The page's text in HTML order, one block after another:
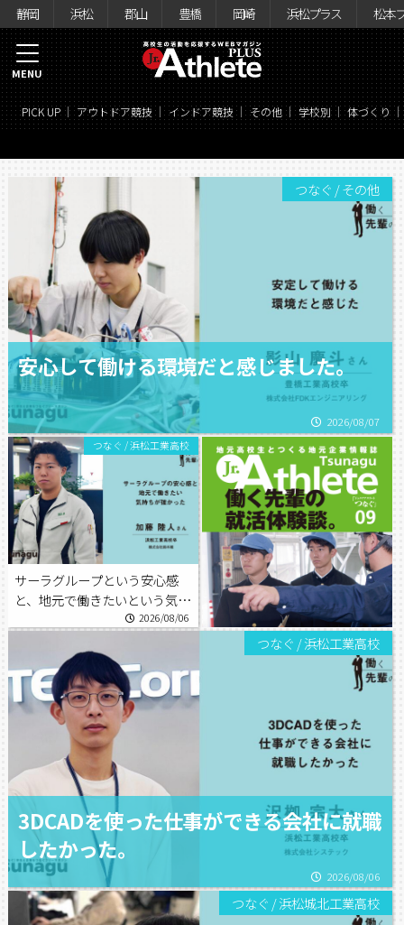
静岡 浜松 郡山 豊橋 岡崎 浜松プラス 松本
PICK UP アウトドア競技 インドア競技 その他 学校別 体づくり
MENU
つなぐ /その他
安心して働ける環境だと感じました。
2026/08/07
つなぐ /浜松工業高校
サーラグループという安心感
と、地元で働きたいという気持
2026/08/06
つなぐ /浜松工業高校
3DCADを使った仕事ができる会社に就職
したかった。
2026/08/06
つなぐ /浜松城北工業高校